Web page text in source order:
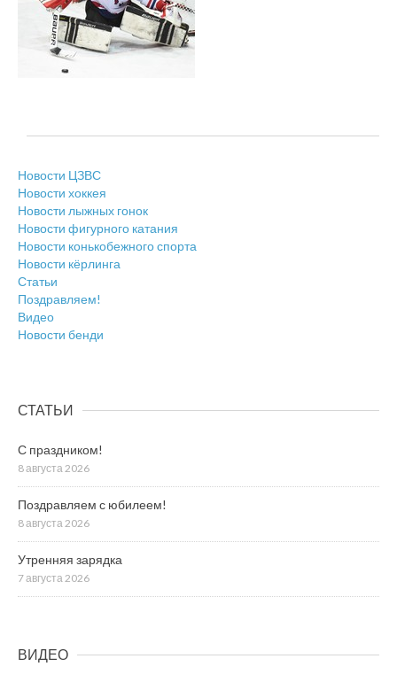
Новости ЦЗВС
Новости хоккея
Новости лыжных гонок
Новости фигурного катания
Новости конькобежного спорта
Новости кёрлинга
Статьи
Поздравляем!
Видео
Новости бенди
СТАТЬИ
С праздником!
8 августа 2026
Поздравляем с юбилеем!
8 августа 2026
Утренняя зарядка
7 августа 2026
ВИДЕО